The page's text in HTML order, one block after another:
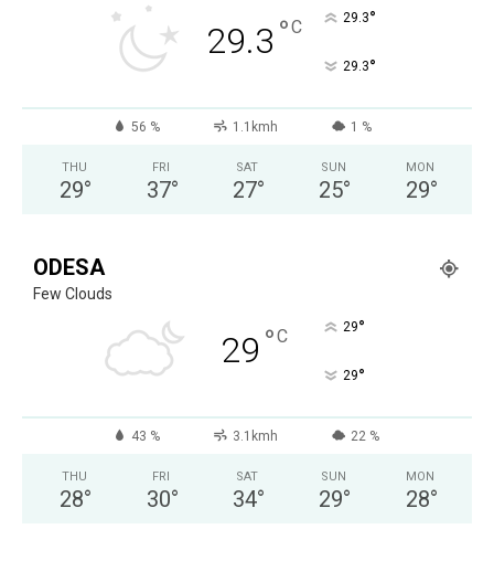
29.3 °C 29.3°
29.3°
56 % 1.1kmh 1 %
THU
29°
FRI
37°
SAT
27°
SUN
25°
MON
29°
ODESA
Few Clouds
29 °C 29°
29°
43 % 3.1kmh 22 %
THU
28°
FRI
30°
SAT
34°
SUN
29°
MON
28°